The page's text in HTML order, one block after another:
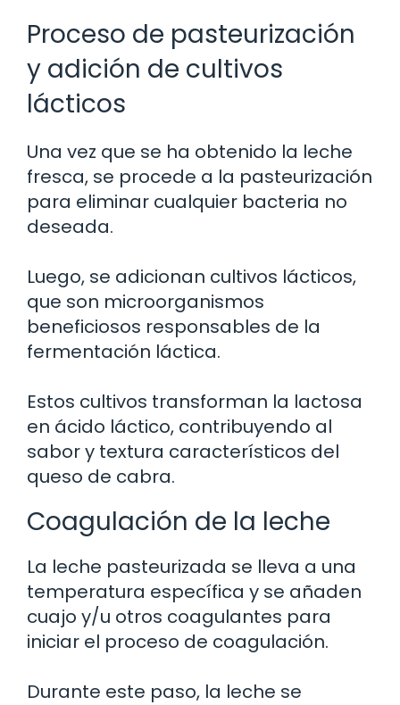
Proceso de pasteurización
y adición de cultivos
lácticos
Una vez que se ha obtenido la leche
fresca, se procede a la pasteurización
para eliminar cualquier bacteria no
deseada.
Luego, se adicionan cultivos lácticos,
que son microorganismos
beneficiosos responsables de la
fermentación láctica.
Estos cultivos transforman la lactosa
en ácido láctico, contribuyendo al
sabor y textura característicos del
queso de cabra.
Coagulación de la leche
La leche pasteurizada se lleva a una
temperatura específica y se añaden
cuajo y/u otros coagulantes para
iniciar el proceso de coagulación.
Durante este paso, la leche se